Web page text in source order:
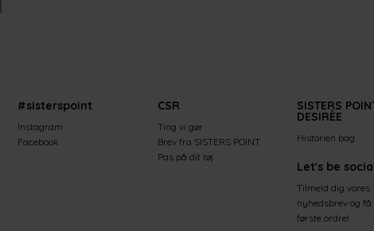
#sisterspoint
Instagram
Facebook
CSR
Ting vi gør
Brev fra SISTERS POINT
Pas på dit tøj
SISTERS
DESIRÈE
Historien bag
Let's be
Tilmeld dig vores
nyhedsbrev og få
første ordre!